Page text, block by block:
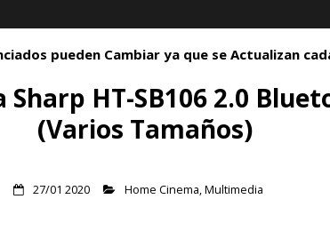
pueden Cambiar ya que se Actualizan
HT-SB106 2.0
(Varios Tamaños)
27/01 2020 Home Cinema,Multimedia